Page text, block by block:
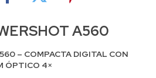
A560
– COMPACTA DIGITAL CON
ÓPTICO 4×